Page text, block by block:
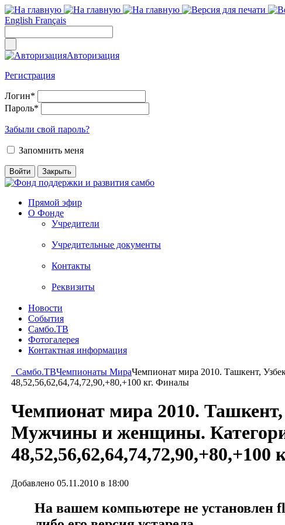
English Français
Авторизация
Регистрация
Логин*
Пароль*
Забыли свой пароль?
Запомнить меня
Прямой эфир
О Фонде
Учредители
Учредительные документы
Контакты
Реквизиты
Новости
События
Самбо.ТВ
Фотогалерея
Контактная информация
Самбо.ТВЧемпионаты МираЧемпионат мира 2010. Ташкент,
48,52,56,62,64,74,72,90,+80,+100 кг. Финалы
Чемпионат мира 2010.
Мужчины и женщины.
Добавлено 05.11.2010 в 18:00
На вашем компьютере не установлен